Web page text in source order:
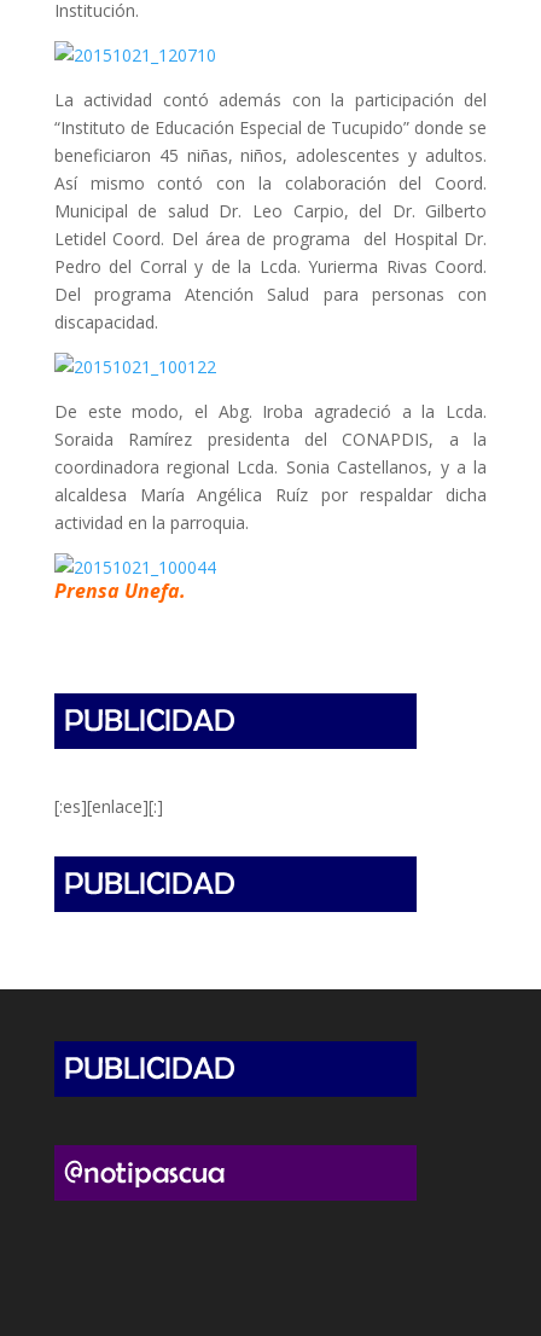
Institución.
La actividad contó además con la participación del
“Instituto de Educación Especial de Tucupido” donde se
beneficiaron 45 niñas, niños, adolescentes y adultos.
Así mismo contó con la colaboración del Coord.
Municipal de salud Dr. Leo Carpio, del Dr. Gilberto
Letidel Coord. Del área de programa del Hospital Dr.
Pedro del Corral y de la Lcda. Yurierma Rivas Coord.
Del programa Atención Salud para personas con
discapacidad.
De este modo, el Abg. Iroba agradeció a la Lcda.
Soraida Ramírez presidenta del CONAPDIS, a la
coordinadora regional Lcda. Sonia Castellanos, y a la
alcaldesa María Angélica Ruíz por respaldar dicha
actividad en la parroquia.
Prensa Unefa.
[:es][enlace][:]